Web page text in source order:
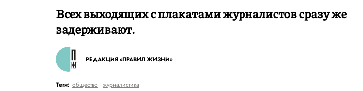
Всех выходящих с плакатами журналистов сразу же
задерживают.
РЕДАКЦИЯ «ПРАВИЛ ЖИЗНИ»
Теги: общество журналистика